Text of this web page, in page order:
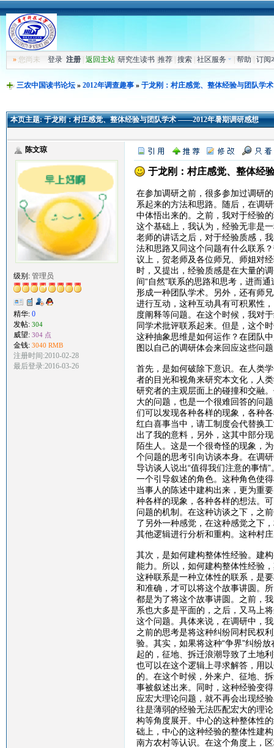
»您尚未 登录 注册| 返回主站| 研究生读书| 推荐| 搜索| 社区服务 帮助 订阅
三农中国读书论坛» 2012年调查趣事» 于龙刚：村庄感觉、整体经验与团队学
本页主题:于龙刚：村庄感觉、整体经验与团队学术 ——2012年暑期调研感想
陈文琼
级别: 管理员
精华: 0
发帖: 304
威望: 304 点
金钱: 3040 RMB
注册时间:2010-02-28
最后登录:2016-03-26
于龙刚：村庄感觉、整体经
在参加调研之前，很多参加过调研
系起来的方法和思路。随后，在调
中体悟出来的。之前，我对于经验
这个基础上，我认为，经验无非是
老师的讲话之后，对于经验质感，
法和思路又同这个问题有什么联系
议上，贺老师及各位师兄、师姐对
时，又提出，经验质感是在大量的
间“自然”联系的思路和思考，进而
形成一种团队学术。另外，还有师
进行互动，这种互动具有可积累性
度阐释等问题。在这个时候，我对
同学术批评联系起来。但是，这个
这种抽象思维是如何运作？在团队
图以自己的调研体会来回应这些问
首先，是如何破除下意识。在人类
者的目光和视角来研究本文化，人
研究者的主观层面上的碰撞和交融
大的问题，也是一个很难回答的问
们可以发现各种各样的现象，各种
红白喜事当中，请工制度会代替换
出了我的意料，另外，这其中部分
陌生人。这是一个很奇怪的现象，
个问题的思考引向访谈本身。在调
导访谈人说出“值得我们注意的事情
一个引导叙述的角色。这种角色使
当事人的陈述中建构出来，更为重
种各样的现象，各种各样的想法。
问题的机制。在这种访谈之下，之
了另外一种感觉，在这种感觉之下
其他逻辑进行分析和重构。这种村
其次，是如何建构整体性经验。建
能力。所以，如何建构整体性经验
这种联系是一种立体性的联系，是
和准确，才可以将这个故事讲圆。
都是为了将这个故事讲圆。之前，
系也大多是平面的，之后，又马上
这个问题。具体来说，在调研中，
之前的思考是将这种纠纷同村民权
验。其实，如果将这种“争界”纠纷
起的，征地、拆迁浪潮导致了土地
也可以在这个逻辑上寻求解答，用
的。在这个时候，外来户、征地、
事被叙述出来。同时，这种经验变
应宏大理论问题，就不再会出现经
往是薄弱的经验无法匹配宏大的理
构等角度展开。中心的这种整体性
础上，中心的这种经验的整体性建
南方农村等认识。在这个角度上，